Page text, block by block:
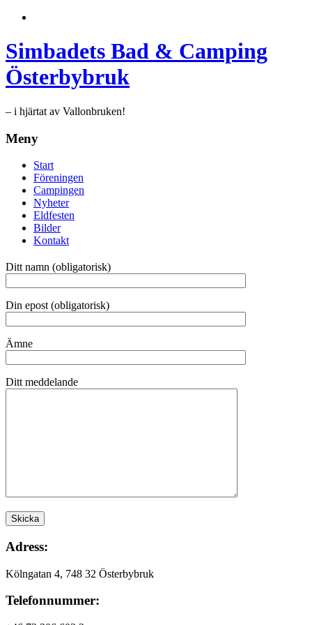
Simbadets Bad & Camping
Österbybruk
– i hjärtat av Vallonbruken!
Meny
Start
Föreningen
Campingen
Nyheter
Eldfesten
Bilder
Kontakt
Ditt namn (obligatorisk)
Din epost (obligatorisk)
Ämne
Ditt meddelande
Adress:
Kölngatan 4, 748 32 Österbybruk
Telefonnummer: